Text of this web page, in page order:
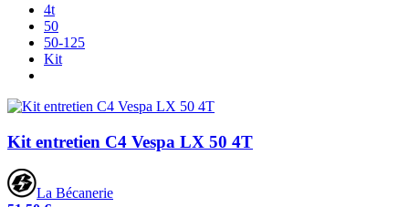
4t
50
50-125
Kit
Kit entretien C4 Vespa LX 50 4T
La Bécanerie